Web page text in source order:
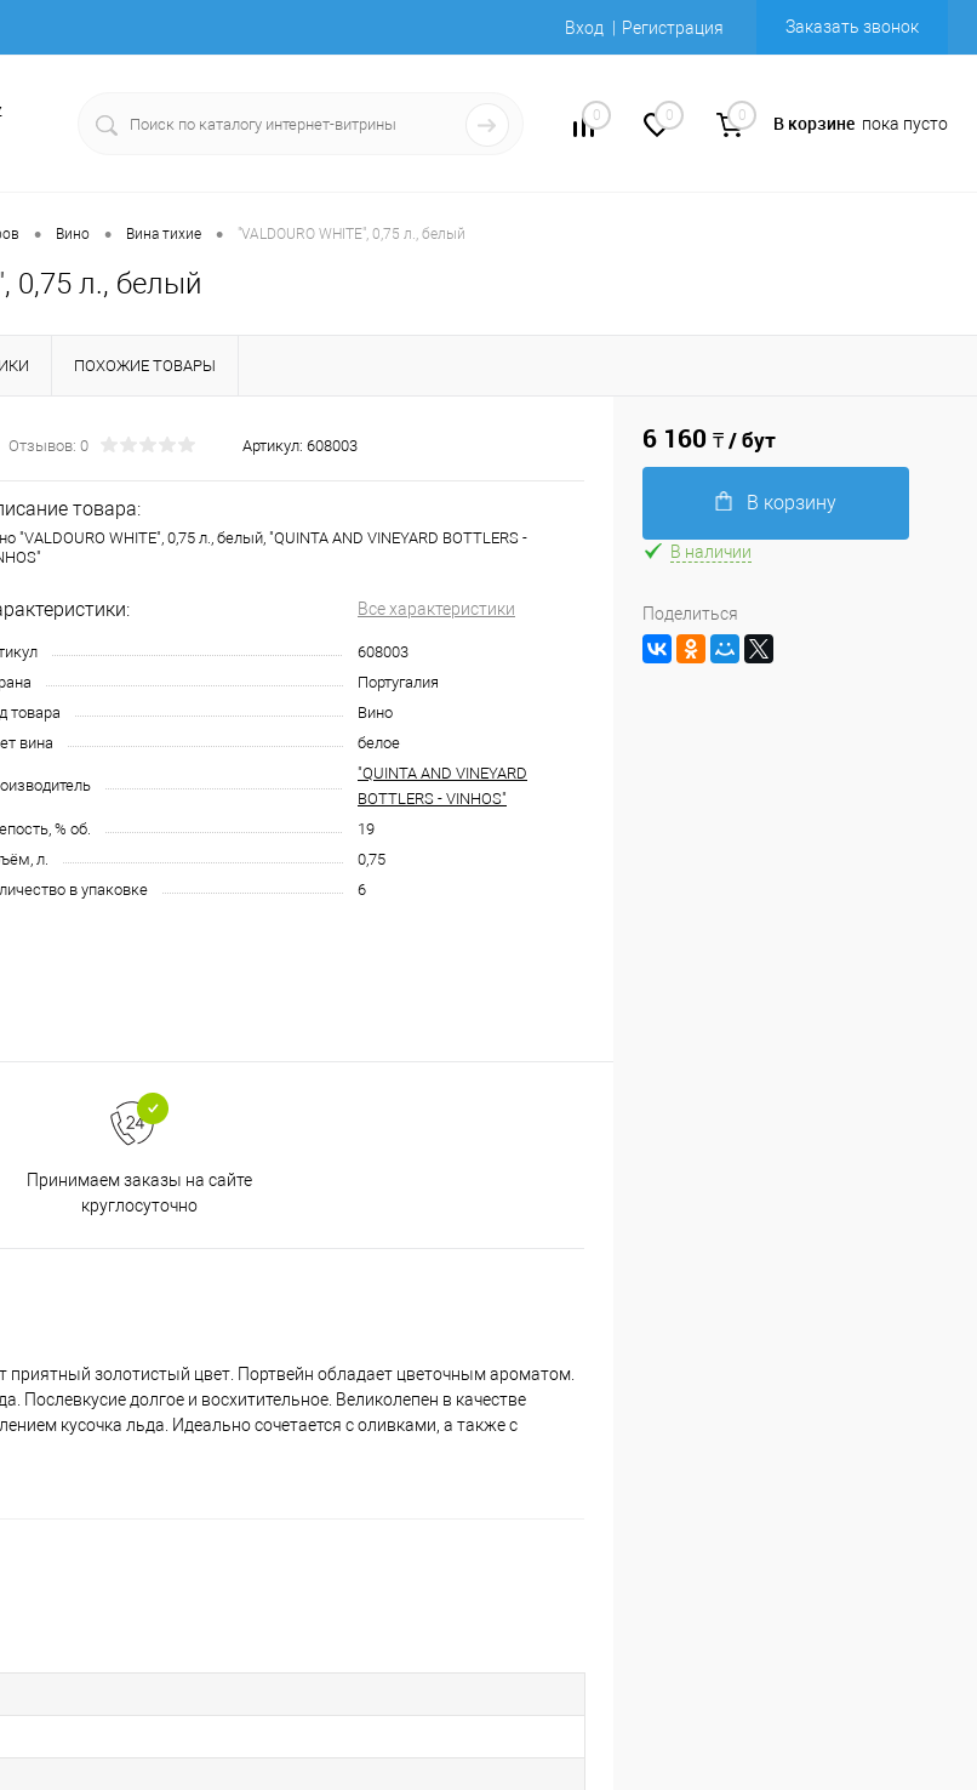
Вход Регистрация Заказать звонок
0 0 0 В корзине пока пусто
• Вино • Вина тихие • "VALDOURO WHITE", 0,75 л., белый
0,75 л., белый
ПОХОЖИЕ ТОВАРЫ
Отзывов: 0 Артикул: 608003
товара:
"VALDOURO WHITE", 0,75 л., белый, "QUINTA AND VINEYARD BOTTLERS -
Все характеристики
608003
Португалия
товара
Вино
вина
белое
"QUINTA AND VINEYARD
BOTTLERS - VINHOS"
% об.
19
л.
0,75
в упаковке
6
Принимаем заказы на сайте
круглосуточно
приятный золотистый цвет. Портвейн обладает цветочным ароматом.
долгое и восхитительное. Великолепен в качестве
кусочка льда. Идеально сочетается с оливками, а также с
6 160 ₸ / бут
В корзину
В наличии
Поделиться